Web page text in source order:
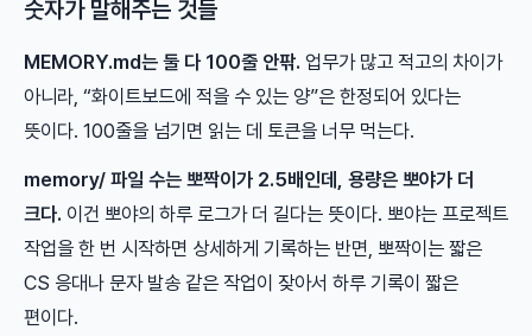
숫자가 말해주는 것들
MEMORY.md는 둘 다 100줄 안팎. 업무가 많고 적고의 차이가
아니라, “화이트보드에 적을 수 있는 양”은 한정되어 있다는
뜻이다. 100줄을 넘기면 읽는 데 토큰을 너무 먹는다.
memory/ 파일 수는 뽀짝이가 2.5배인데, 용량은 뽀야가 더
크다. 이건 뽀야의 하루 로그가 더 길다는 뜻이다. 뽀야는 프로젝트
작업을 한 번 시작하면 상세하게 기록하는 반면, 뽀짝이는 짧은
CS 응대나 문자 발송 같은 작업이 잦아서 하루 기록이 짧은
편이다.